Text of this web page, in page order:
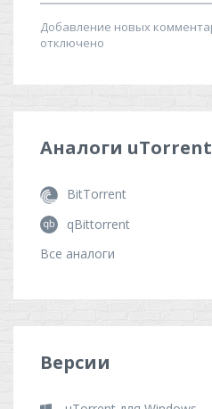
Аналоги uTorrent
BitTorrent
qBittorrent
Все аналоги
Версии